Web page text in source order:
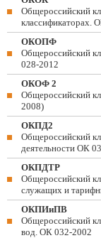
Общероссийский
классификаторах.
ОКОПФ
Общероссийский
028-2012
ОКОФ 2
Общероссийский
2008)
ОКПД2
Общероссийский
деятельности ОК
ОКПДТР
Общероссийский
служащих и
ОКПИиПВ
Общероссийский
вод. ОК 032-2002